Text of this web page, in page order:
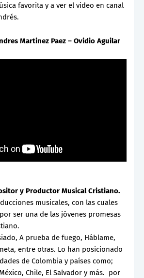
favorita y a ver el video en canal
Martinez Paez – Ovidio Aguilar
y Productor Musical Cristiano.
musicales, con las cuales
ser una de las jóvenes promesas
A prueba de fuego, Háblame,
entre otras. Lo han posicionado
de Colombia y países como;
Chile, El Salvador y más. por